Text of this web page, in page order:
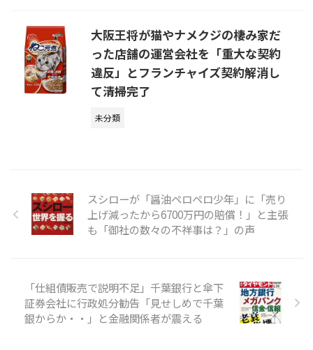
大阪王将が猫やナメクジの棲み家だ
った店舗の運営会社を「重大な契約
違反」とフランチャイズ契約解消し
て清掃完了
未分類
スシローが「醤油ペロペロ少年」に「売り
上げ減ったから6700万円の賠償！」と主張
も「御社の数々の不祥事は？」の声
「仕組債販売で説明不足」千葉銀行と傘下
証券会社に行政処分勧告「見せしめで千葉
銀からか・・」と金融関係者が震える